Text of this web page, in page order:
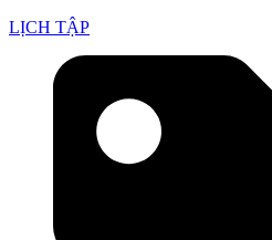
LỊCH TẬP